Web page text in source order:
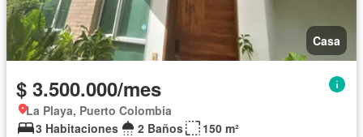
Casa
$ 3.500.000/mes
La Playa, Puerto Colombia
3 Habitaciones
2 Baños
150 m²